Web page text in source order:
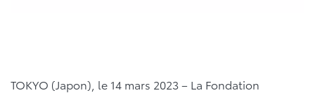
TOKYO (Japon), le 14 mars 2023 – La Fondation